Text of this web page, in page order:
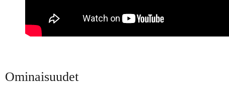
Ominaisuudet